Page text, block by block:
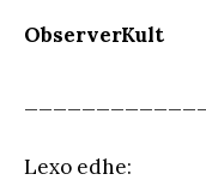
ObserverKult
Lexo edhe: